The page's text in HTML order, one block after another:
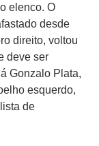
elenco. O
desde
direito, voltou
deve ser
Gonzalo Plata,
esquerdo,
de